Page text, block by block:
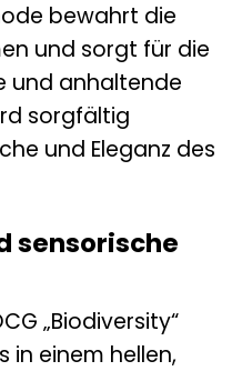
bewahrt die
und sorgt für die
und anhaltende
sorgfältig
und Eleganz des
sensorische
„Biodiversity“
in einem hellen,